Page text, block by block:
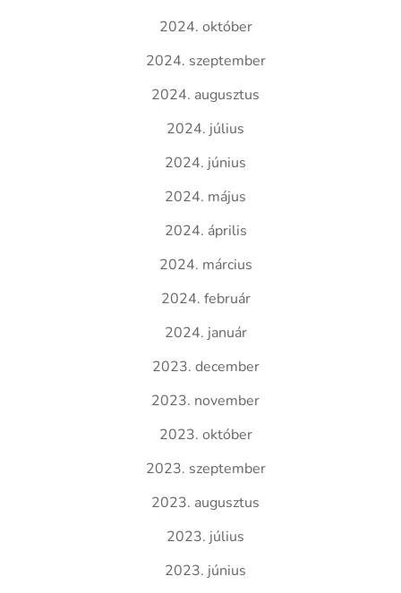
2024. október
2024. szeptember
2024. augusztus
2024. július
2024. június
2024. május
2024. április
2024. március
2024. február
2024. január
2023. december
2023. november
2023. október
2023. szeptember
2023. augusztus
2023. július
2023. június